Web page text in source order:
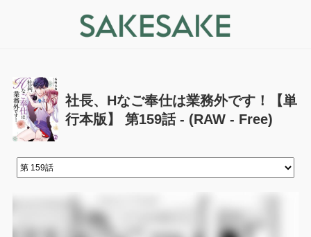
社長、Hなご奉仕は業務外です！【単
行本版】 第159話 - (RAW - Free)